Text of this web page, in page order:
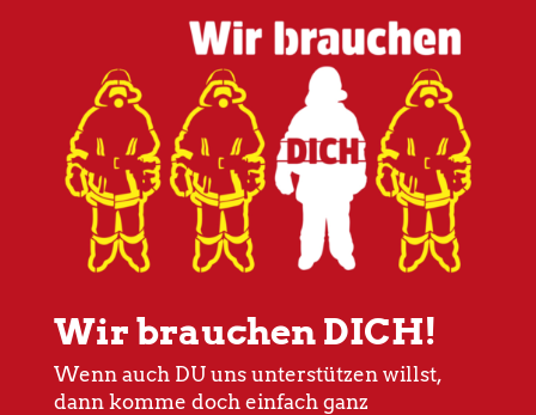
Wir brauchen DICH!
Wenn auch DU uns unterstützen willst,
dann komme doch einfach ganz